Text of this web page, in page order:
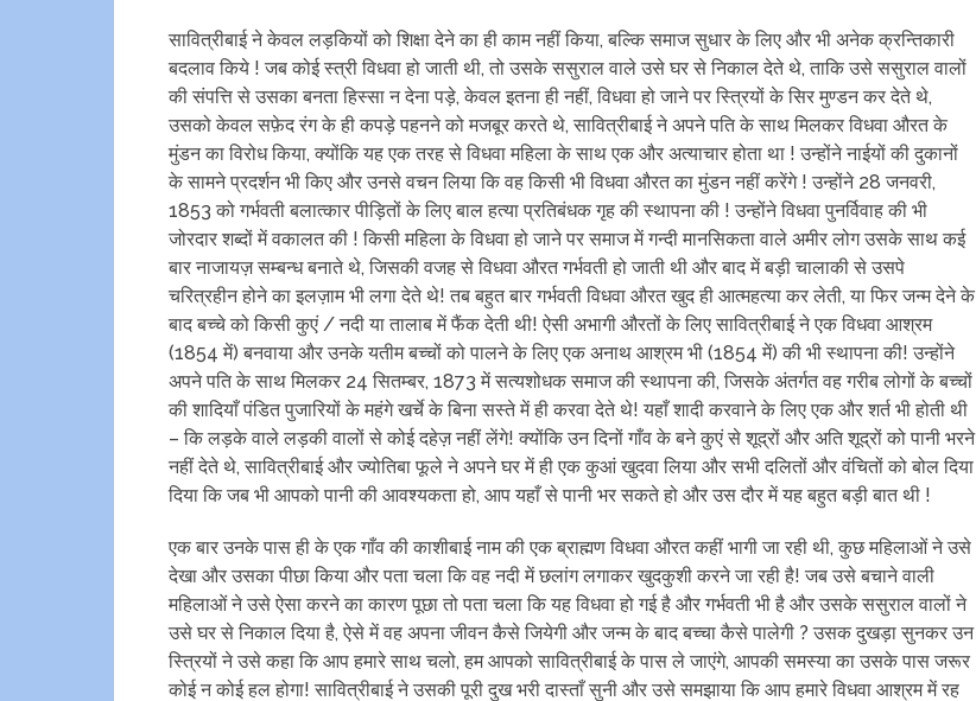
सावित्रीबाई ने केवल लड़कियों को शिक्षा देने का ही काम नहीं किया, बल्कि समाज सुधार के लिए और भी अनेक क्रन्तिकारी
बदलाव किये ! जब कोई स्त्री विधवा हो जाती थी, तो उसके ससुराल वाले उसे घर से निकाल देते थे, ताकि उसे ससुराल वालों
की संपत्ति से उसका बनता हिस्सा न देना पड़े, केवल इतना ही नहीं, विधवा हो जाने पर स्त्रियों के सिर मुण्डन कर देते थे,
उसको केवल सफ़ेद रंग के ही कपड़े पहनने को मजबूर करते थे, सावित्रीबाई ने अपने पति के साथ मिलकर विधवा औरत के
मुंडन का विरोध किया, क्योंकि यह एक तरह से विधवा महिला के साथ एक और अत्याचार होता था ! उन्होंने नाईयों की दुकानों
के सामने प्रदर्शन भी किए और उनसे वचन लिया कि वह किसी भी विधवा औरत का मुंडन नहीं करेंगे ! उन्होंने 28 जनवरी,
1853 को गर्भवती बलात्‍कार पीड़ितों के लिए बाल हत्या प्रतिबंधक गृह की स्‍थापना की ! उन्होंने विधवा पुनर्विवाह की भी
जोरदार शब्दों में वकालत की ! किसी महिला के विधवा हो जाने पर समाज में गन्दी मानसिकता वाले अमीर लोग उसके साथ कई
बार नाजायज़ सम्बन्ध बनाते थे, जिसकी वजह से विधवा औरत गर्भवती हो जाती थी और बाद में बड़ी चालाकी से उसपे
चरित्रहीन होने का इलज़ाम भी लगा देते थे! तब बहुत बार गर्भवती विधवा औरत खुद ही आत्महत्या कर लेती, या फिर जन्म देने के
बाद बच्चे को किसी कुएं / नदी या तालाब में फैंक देती थी! ऐसी अभागी औरतों के लिए सावित्रीबाई ने एक विधवा आश्रम
(1854 में) बनवाया और उनके यतीम बच्चों को पालने के लिए एक अनाथ आश्रम भी (1854 में) की भी स्थापना की! उन्होंने
अपने पति के साथ मिलकर 24 सितम्बर, 1873 में सत्यशोधक समाज की स्थापना की, जिसके अंतर्गत वह गरीब लोगों के बच्चों
की शादियाँ पंडित पुजारियों के महंगे खर्चे के बिना सस्ते में ही करवा देते थे! यहाँ शादी करवाने के लिए एक और शर्त भी होती थी
– कि लड़के वाले लड़की वालों से कोई दहेज़ नहीं लेंगे! क्योंकि उन दिनों गाँव के बने कुएं से शूद्रों और अति शूद्रों को पानी भरने
नहीं देते थे, सावित्रीबाई और ज्योतिबा फूले ने अपने घर में ही एक कुआं खुदवा लिया और सभी दलितों और वंचितों को बोल दिया
दिया कि जब भी आपको पानी की आवश्यकता हो, आप यहाँ से पानी भर सकते हो और उस दौर में यह बहुत बड़ी बात थी !
एक बार उनके पास ही के एक गाँव की काशीबाई नाम की एक ब्राह्मण विधवा औरत कहीं भागी जा रही थी, कुछ महिलाओं ने उसे
देखा और उसका पीछा किया और पता चला कि वह नदी में छलांग लगाकर खुदकुशी करने जा रही है! जब उसे बचाने वाली
महिलाओं ने उसे ऐसा करने का कारण पूछा तो पता चला कि यह विधवा हो गई है और गर्भवती भी है और उसके ससुराल वालों ने
उसे घर से निकाल दिया है, ऐसे में वह अपना जीवन कैसे जियेगी और जन्म के बाद बच्चा कैसे पालेगी ? उसक दुखड़ा सुनकर उन
स्त्रियों ने उसे कहा कि आप हमारे साथ चलो, हम आपको सावित्रीबाई के पास ले जाएंगे, आपकी समस्या का उसके पास जरूर
कोई न कोई हल होगा! सावित्रीबाई ने उसकी पूरी दुख भरी दास्ताँ सुनी और उसे समझाया कि आप हमारे विधवा आश्रम में रह